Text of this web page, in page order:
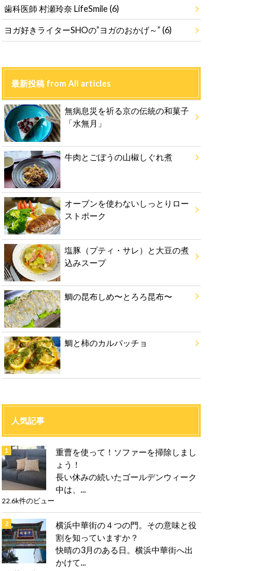
歯科医師 村瀬玲奈 LifeSmile(6)
ヨガ好きライターSHOの”ヨガのおかげ～”(6)
最新投稿 from All articles
無病息災を祈る京の伝統の和菓子
「水無月」
牛肉とごぼうの山椒しぐれ煮
オーブンを使わないしっとりロー
ストポーク
塩豚（プティ・サレ）と大豆の煮
込みスープ
鯛の昆布しめ〜とろろ昆布〜
鯛と柿のカルパッチョ
人気記事
重曹を使って！ソファーを掃除しまし
ょう！
長い休みの続いたゴールデンウィーク
中は、...
22.6k件のビュー
横浜中華街の４つの門。その意味と役
割を知っていますか？
快晴の3月のある日。横浜中華街へ出
かけて...